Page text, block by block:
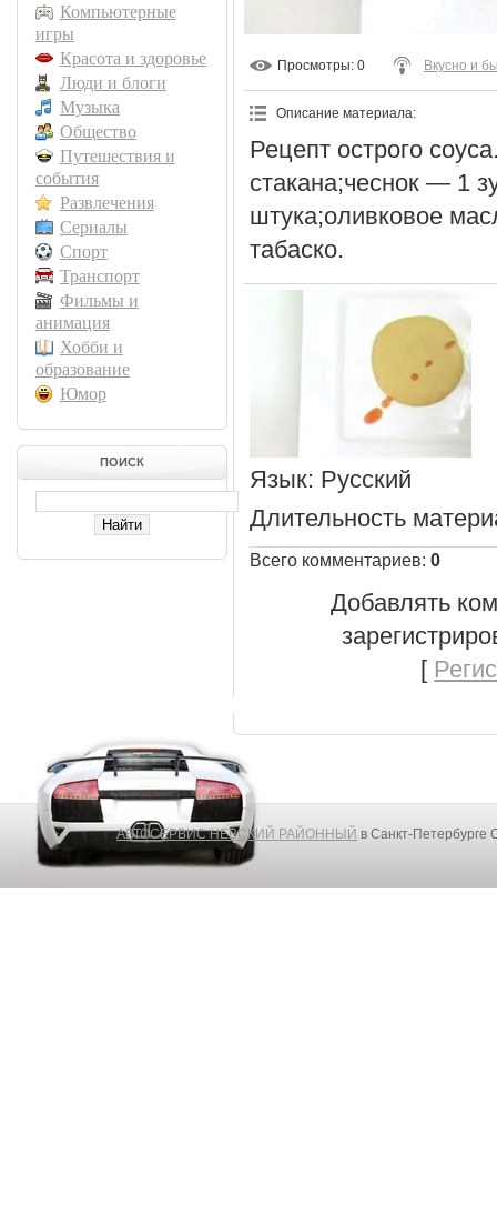
Компьютерные
игры
Красота и здоровье
Люди и блоги
Музыка
Общество
Путешествия и
события
Развлечения
Сериалы
Спорт
Транспорт
Фильмы и
анимация
Хобби и
образование
Юмор
ПОИСК
Просмотры: 0 Вкусно и
Описание материала:
Рецепт острого
стакана;чеснок — 1
штука;оливковое
табаско.
Язык: Русский
Длительность
Всего комментариев: 0
Добавлять
[
АВТОСЕРВИС НЕВСКИЙ РАЙОННЫЙ в Санкт-Петербурге